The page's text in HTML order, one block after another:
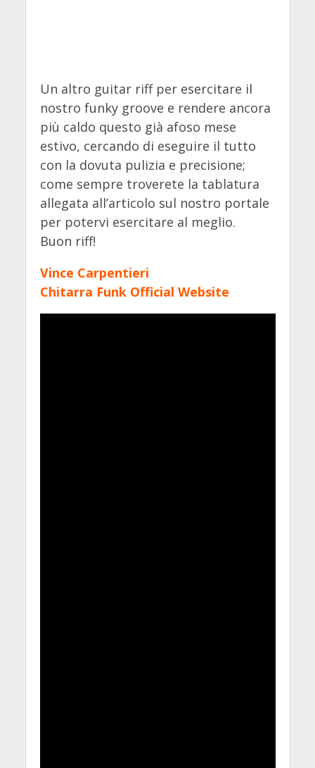
Un altro guitar riff per esercitare il
nostro funky groove e rendere ancora
più caldo questo già afoso mese
estivo, cercando di eseguire il tutto
con la dovuta pulizia e precisione;
come sempre troverete la tablatura
allegata all’articolo sul nostro portale
per potervi esercitare al meglio.
Buon riff!
Vince Carpentieri
Chitarra Funk Official Website